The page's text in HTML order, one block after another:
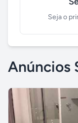
Seja o
Anúncios